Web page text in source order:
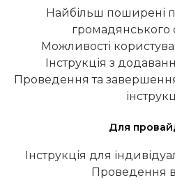
Найбільш поширені
громадянського
Можливості
Інструкція з
Проведення та
Для
Інструкція для
Проведення